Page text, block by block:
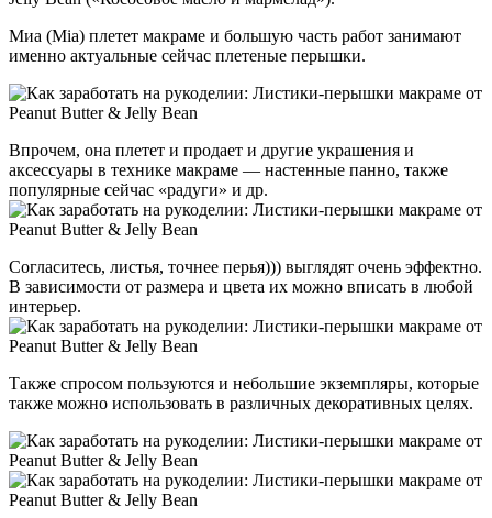
Миа (Mia) плетет макраме и большую часть работ занимают
именно актуальные сейчас плетеные перышки.
Впрочем, она плетет и продает и другие украшения и
аксессуары в технике макраме — настенные панно, также
популярные сейчас «радуги» и др.
Согласитесь, листья, точнее перья))) выглядят очень эффектно.
В зависимости от размера и цвета их можно вписать в любой
интерьер.
Также спросом пользуются и небольшие экземпляры, которые
также можно использовать в различных декоративных целях.